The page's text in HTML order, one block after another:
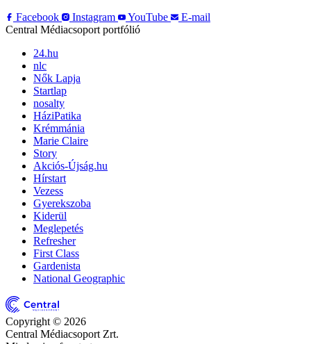
Facebook
Instagram YouTube
E-mail
Central Médiacsoport portfólió
24.hu
nlc
Nők Lapja
Startlap
nosalty
HáziPatika
Krémmánia
Marie Claire
Story
Akciós-Újság.hu
Hírstart
Vezess
Gyerekszoba
Kiderül
Meglepetés
Refresher
First Class
Gardenista
National Geographic
Copyright © 2026
Central Médiacsoport Zrt.